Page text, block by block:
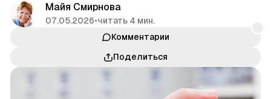
Майя Смирнова
07.05.2026•читать 4 мин.
Комментарии
Поделиться